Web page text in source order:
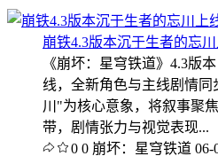
崩铁4.3版本沉于生者的忘
《崩坏：星穹铁道》4.3版
线，全新角色与主线剧情
川"为核心意象，将叙事聚
带，剧情张力与视觉表现...
0 0 崩坏：星穹铁道 06-